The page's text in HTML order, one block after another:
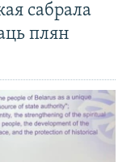
сабрала
плян